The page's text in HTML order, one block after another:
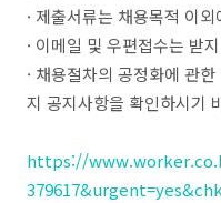
· 제출서류는 채용목적 이
· 이메일 및 우편접수는 받
· 채용절차의 공정화에 관
지 공지사항을 확인하시기
https://